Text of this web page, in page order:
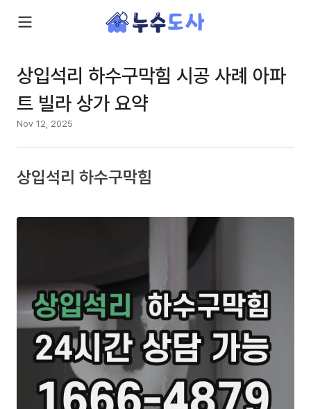
상입석리 하수구막힘 시공 사례 아파
트 빌라 상가 요약
Nov 12, 2025
상입석리 하수구막힘